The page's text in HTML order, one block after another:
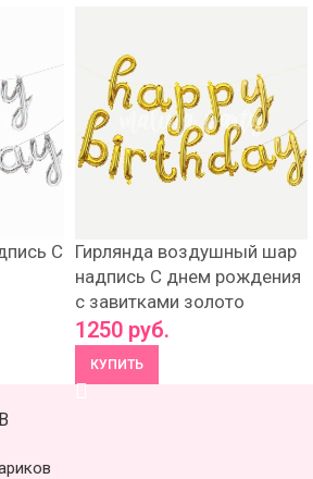
С
Гирлянда воздушный шар
надпись С днем рождения
с завитками золото
1250 руб.
КУПИТЬ